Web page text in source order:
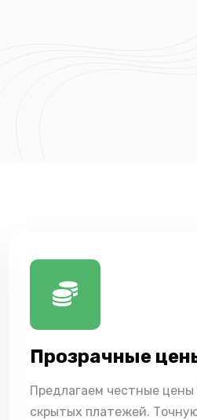
Прозрачные
Предлагаем честные цены
скрытых платежей.